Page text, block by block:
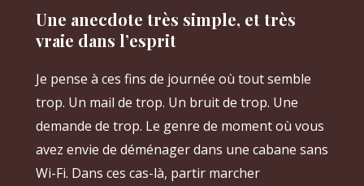
Une anecdote très simple, et très
vraie dans l’esprit
Je pense à ces fins de journée où tout semble
trop. Un mail de trop. Un bruit de trop. Une
demande de trop. Le genre de moment où vous
avez envie de déménager dans une cabane sans
Wi-Fi. Dans ces cas-là, partir marcher